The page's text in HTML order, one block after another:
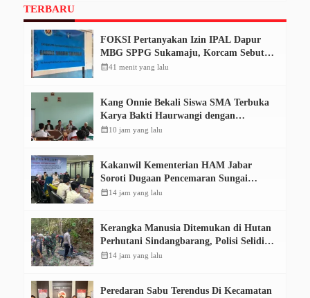
TERBARU
FOKSI Pertanyakan Izin IPAL Dapur
MBG SPPG Sukamaju, Korcam Sebut
SPPL Belum Terbit
calendar_month41 menit yang lalu
Kang Onnie Bekali Siswa SMA Terbuka
Karya Bakti Haurwangi dengan
Pendidikan Demokrasi
calendar_month10 jam yang lalu
Kakanwil Kementerian HAM Jabar
Soroti Dugaan Pencemaran Sungai
Cikeas, Dinilai Ancam Hak Masyarakat
calendar_month14 jam yang lalu
Kerangka Manusia Ditemukan di Hutan
Perhutani Sindangbarang, Polisi Selidiki
Identitas Korban
calendar_month14 jam yang lalu
Peredaran Sabu Terendus Di Kecamatan